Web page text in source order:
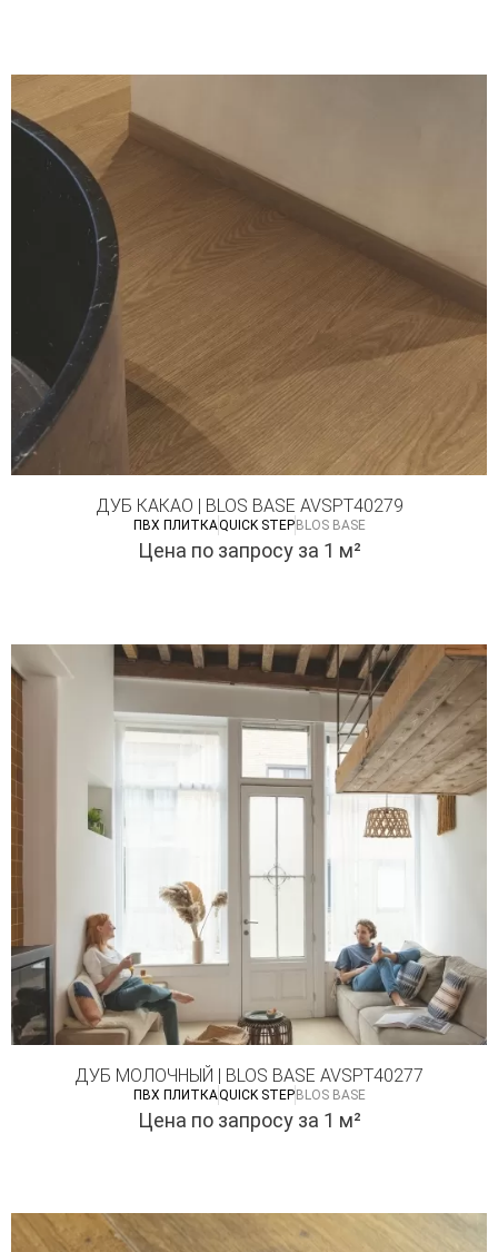
ДУБ КАКАО | BLOS BASE AVSPT40279
ПВХ ПЛИТКАQUICK STEP BLOS BASE
Цена по запросу за 1 м²
ДУБ МОЛОЧНЫЙ | BLOS BASE AVSPT40277
ПВХ ПЛИТКАQUICK STEPBLOS BASE
Цена по запросу за 1 м²